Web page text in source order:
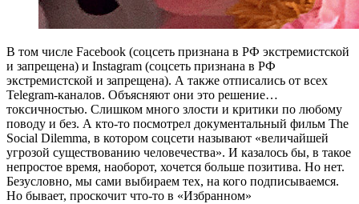
В том числе Facebook (соцсеть признана в РФ экстремистской
и запрещена) и Instagram (соцсеть признана в РФ
экстремистской и запрещена). А также отписались от всех
Telegram-каналов. Объясняют они это решение…
токсичностью. Слишком много злости и критики по любому
поводу и без. А кто-то посмотрел документальный фильм The
Social Dilemma, в котором соцсети называют «величайшей
угрозой существованию человечества». И казалось бы, в такое
непростое время, наоборот, хочется больше позитива. Но нет.
Безусловно, мы сами выбираем тех, на кого подписываемся.
Но бывает, проскочит что-то в «Избранном»